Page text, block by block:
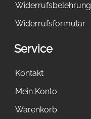
Widerrufsbelehrung
Widerrufsformular
Service
Kontakt
Mein Konto
Warenkorb